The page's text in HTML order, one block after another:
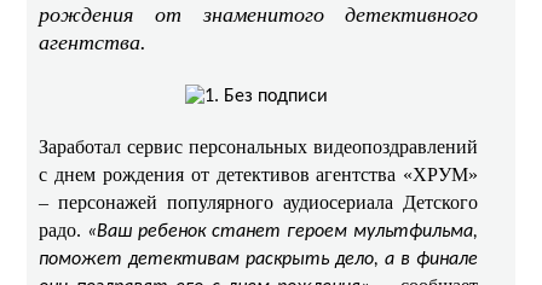
рождения от знаменитого детективного
агентства.
Заработал сервис персональных видеопоздравлений
с днем рождения от детективов агентства «ХРУМ»
– персонажей популярного аудиосериала Детского
радо. «Ваш ребенок станет героем мультфильма,
поможет детективам раскрыть дело, а в финале